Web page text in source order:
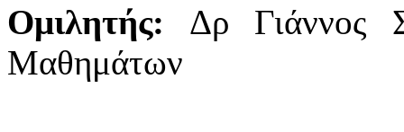
Ομιλητής: Δρ Γιάννος
Μαθημάτων